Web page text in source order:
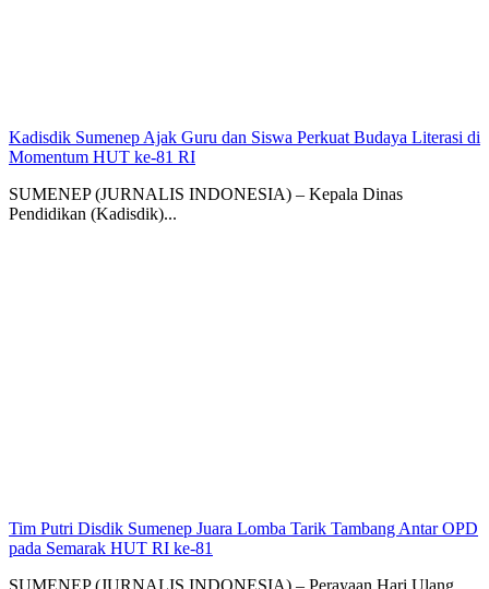
Kadisdik Sumenep Ajak Guru dan Siswa Perkuat Budaya Literasi di
Momentum HUT ke-81 RI
SUMENEP (JURNALIS INDONESIA) – Kepala Dinas
Pendidikan (Kadisdik)...
Tim Putri Disdik Sumenep Juara Lomba Tarik Tambang Antar OPD
pada Semarak HUT RI ke-81